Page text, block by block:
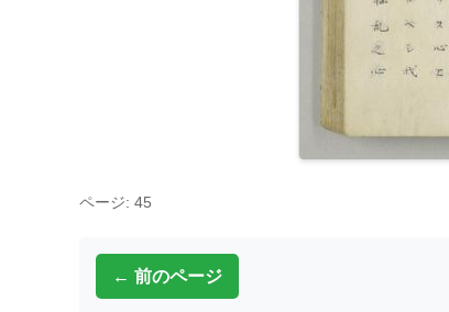
ページ: 45
← 前のページ